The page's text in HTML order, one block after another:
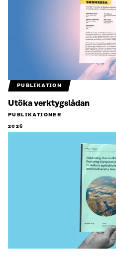
PUBLIKATION
Utöka verktygslådan
PUBLIKATIONER
2026